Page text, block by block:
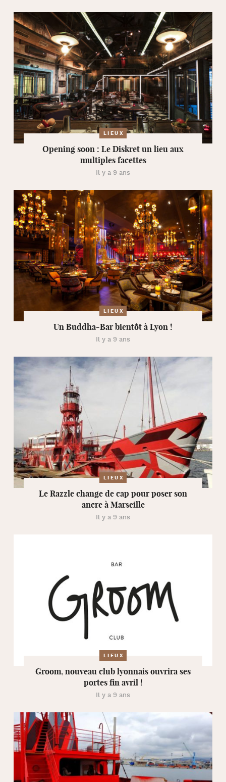
LIEUX
Opening soon : Le Diskret un lieu aux
multiples facettes
Il y a 9 ans
LIEUX
Un Buddha-Bar bientôt à Lyon !
Il y a 9 ans
LIEUX
Le Razzle change de cap pour poser son
ancre à Marseille
Il y a 9 ans
LIEUX
Groom, nouveau club lyonnais ouvrira ses
portes fin avril !
Il y a 9 ans